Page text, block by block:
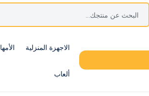
الاجهزة المنزلية
ألعاب